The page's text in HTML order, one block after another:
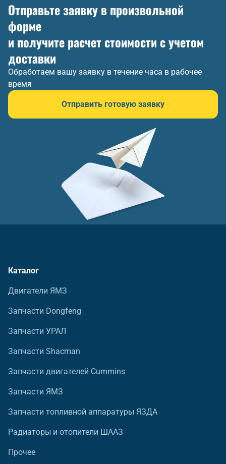
Отправьте заявку в произвольной
форме
и получите расчет стоимости с учетом
доставки
Обработаем вашу заявку в течение часа в рабочее
время
Отправить готовую заявку
Каталог
Двигатели ЯМЗ
Запчасти Dongfeng
Запчасти УРАЛ
Запчасти Shacman
Запчасти двигателей Cummins
Запчасти ЯМЗ
Запчасти топливной аппаратуры ЯЗДА
Радиаторы и отопители ШААЗ
Прочее